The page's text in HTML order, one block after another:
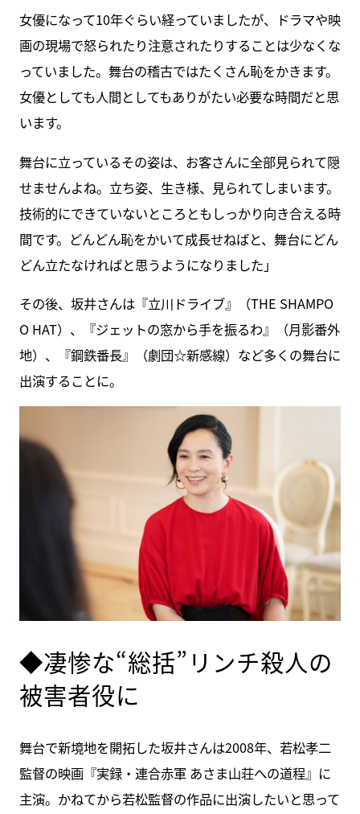
女優になって10年ぐらい経っていましたが、ドラマや映
画の現場で怒られたり注意されたりすることは少なくな
っていました。舞台の稽古ではたくさん恥をかきます。
女優としても人間としてもありがたい必要な時間だと思
います。
舞台に立っているその姿は、お客さんに全部見られて隠
せませんよね。立ち姿、生き様、見られてしまいます。
技術的にできていないところともしっかり向き合える時
間です。どんどん恥をかいて成長せねばと、舞台にどん
どん立たなければと思うようになりました」
その後、坂井さんは『立川ドライブ』（THE SHAMPO
O HAT）、『ジェットの窓から手を振るわ』（月影番外
地）、『鋼鉄番長』（劇団☆新感線）など多くの舞台に
出演することに。
◆凄惨な“総括”リンチ殺人の
被害者役に
舞台で新境地を開拓した坂井さんは2008年、若松孝二
監督の映画『実録・連合赤軍 あさま山荘への道程』に
主演。かねてから若松監督の作品に出演したいと思って